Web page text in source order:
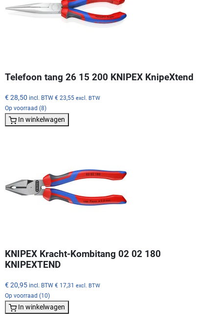
Telefoon tang 26 15 200 KNIPEX KnipeXtend
€ 28,50 incl. BTW € 23,55 excl. BTW
Op voorraad (8)
In winkelwagen
KNIPEX Kracht-Kombitang 02 02 180
KNIPEXTEND
€ 20,95 incl. BTW € 17,31 excl. BTW
Op voorraad (10)
In winkelwagen